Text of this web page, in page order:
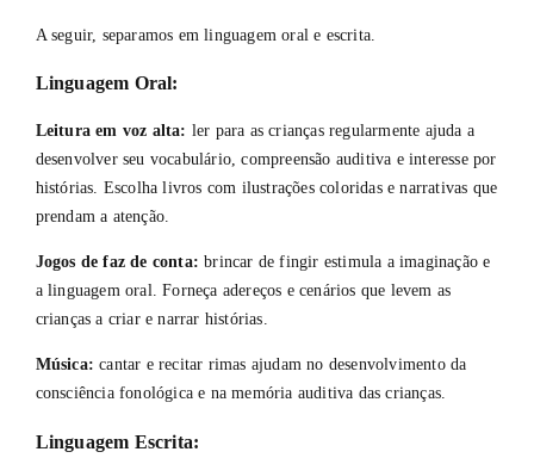
A seguir, separamos em linguagem oral e escrita.
Linguagem Oral:
Leitura em voz alta: ler para as crianças regularmente ajuda a
desenvolver seu vocabulário, compreensão auditiva e interesse por
histórias. Escolha livros com ilustrações coloridas e narrativas que
prendam a atenção.
Jogos de faz de conta: brincar de fingir estimula a imaginação e
a linguagem oral. Forneça adereços e cenários que levem as
crianças a criar e narrar histórias.
Música: cantar e recitar rimas ajudam no desenvolvimento da
consciência fonológica e na memória auditiva das crianças.
Linguagem Escrita: